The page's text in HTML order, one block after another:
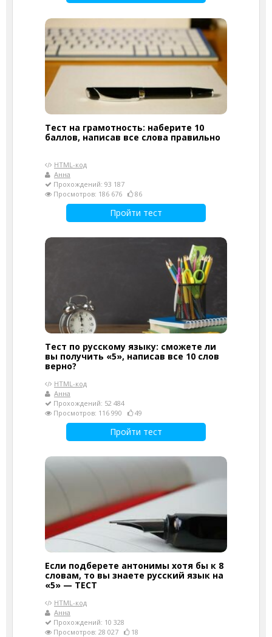
Тест на грамотность: наберите 10
баллов, написав все слова правильно
HTML-код
Анна
Прохождений: 93 187
Просмотров: 186 676
86
Пройти тест
Тест по русскому языку: сможете ли
вы получить «5», написав все 10 слов
верно?
HTML-код
Анна
Прохождений: 52 484
Просмотров: 116 990
49
Пройти тест
Если подберете антонимы хотя бы к 8
словам, то вы знаете русский язык на
«5» — ТЕСТ
HTML-код
Анна
Прохождений: 10 328
Просмотров: 28 027
18